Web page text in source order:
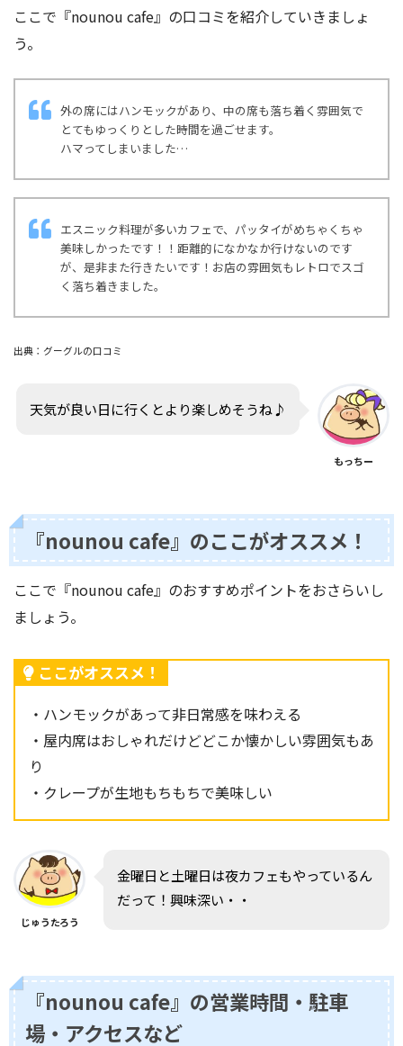
ここで『nounou cafe』の口コミを紹介していきましょ
う。
外の席にはハンモックがあり、中の席も落ち着く雰囲気で
とてもゆっくりとした時間を過ごせます。
ハマってしまいました…
エスニック料理が多いカフェで、パッタイがめちゃくちゃ
美味しかったです！！距離的になかなか行けないのです
が、是非また行きたいです！お店の雰囲気もレトロでスゴ
く落ち着きました。
出典：グーグルの口コミ
天気が良い日に行くとより楽しめそうね♪
もっちー
『nounou cafe』のここがオススメ！
ここで『nounou cafe』のおすすめポイントをおさらいし
ましょう。
ここがオススメ！
・ハンモックがあって非日常感を味わえる
・屋内席はおしゃれだけどどこか懐かしい雰囲気もあ
り
・クレープが生地もちもちで美味しい
じゅうたろう
金曜日と土曜日は夜カフェもやっているん
だって！興味深い・・
『nounou cafe』の営業時間・駐車
場・アクセスなど